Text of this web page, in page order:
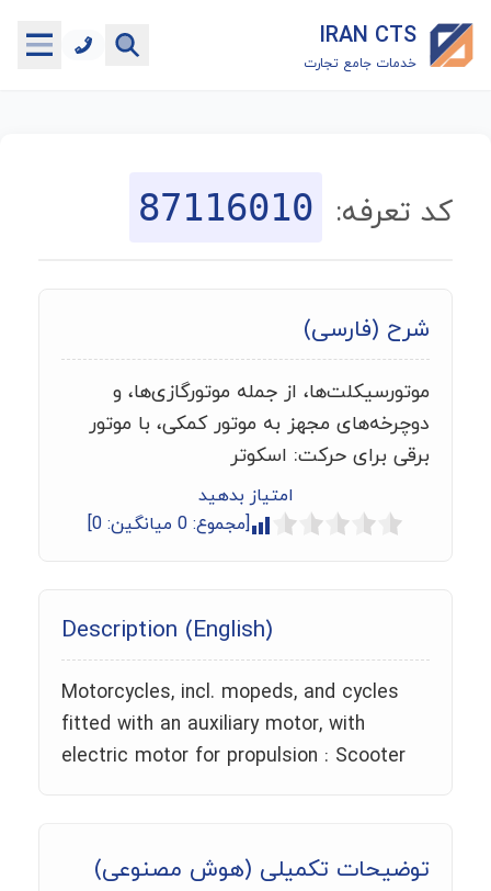
IRAN CTS
خدمات جامع تجارت
جستجوگر تعرفه گمرکی
ماشین حساب گمرکی
خدمات رایگان دیگر
کد تعرفه: 87116010
شرح (فارسی)
موتورسیکلت‌ها، از جمله موتورگازی‌ها، و
دوچرخه‌های مجهز به موتور کمکی، با موتور
برقی برای حرکت: اسکوتر
امتیاز بدهید
[مجموع: 0 میانگین: 0
]
Description (English)
Motorcycles, incl. mopeds, and cycles
fitted with an auxiliary motor, with
electric motor for propulsion : Scooter
توضیحات تکمیلی (هوش مصنوعی)